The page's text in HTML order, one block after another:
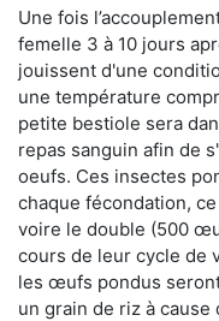
Une fois
femelle 3 à 10 jours
jouissent d'une
une température
petite bestiole sera
repas sanguin afin de
oeufs. Ces insectes
chaque fécondation,
voire le double (500
cours de leur cycle de
les œufs pondus
un grain de riz à